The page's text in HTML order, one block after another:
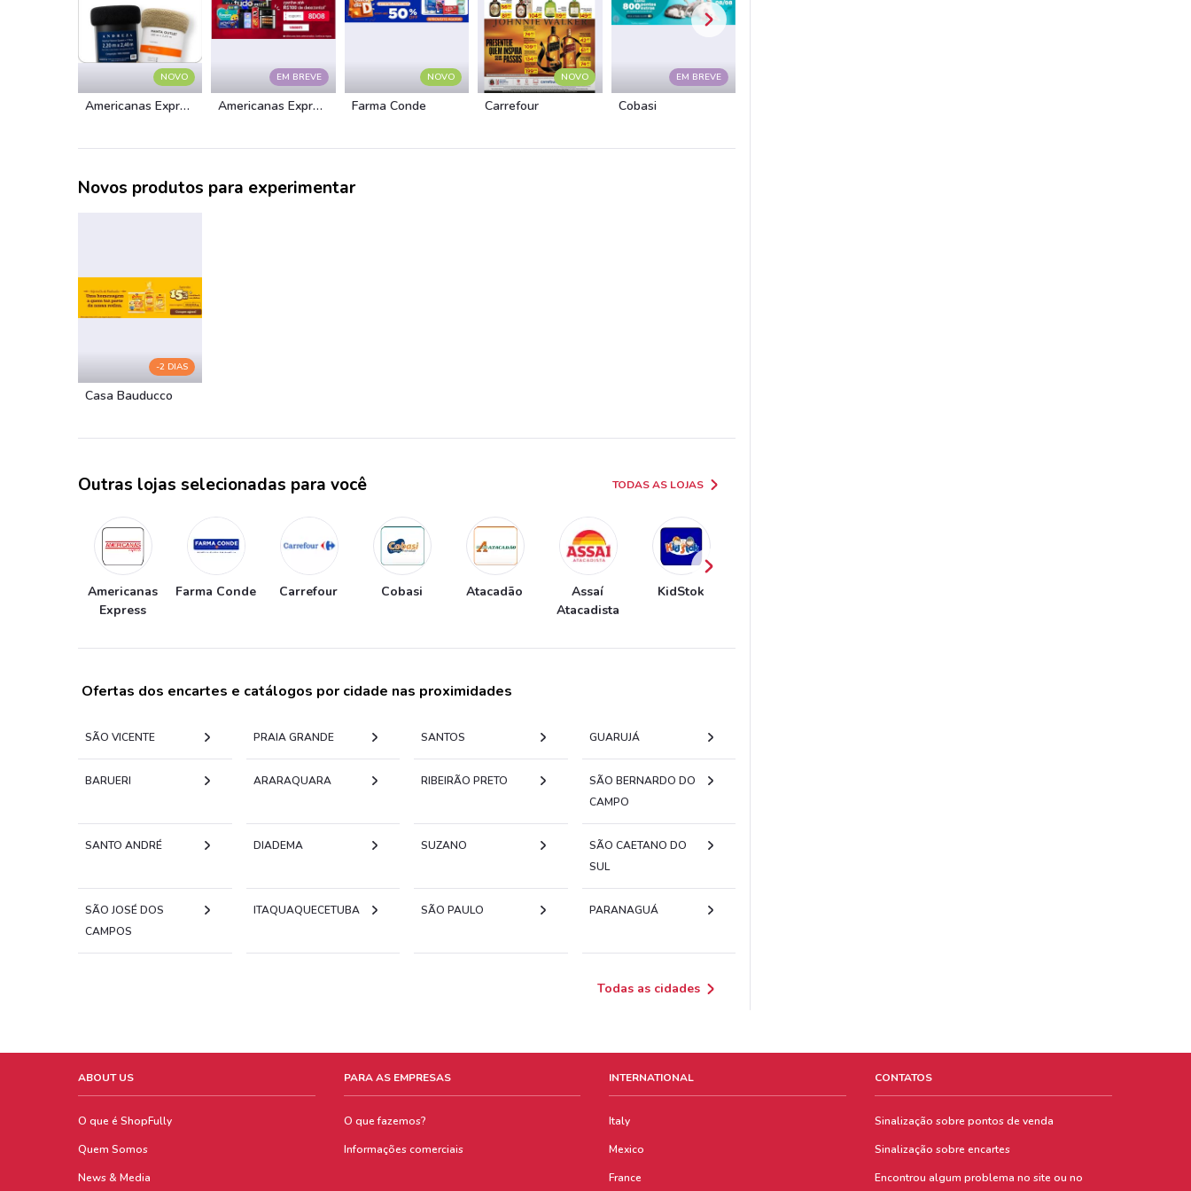
NOVO
Americanas Express
EM BREVE
Americanas Express
NOVO
Farma Conde
NOVO
Carrefour
EM BREVE
Cobasi
Novos produtos para experimentar
-2 DIAS
Casa Bauducco
Outras lojas selecionadas para você TODAS AS LOJAS
Americanas
Express
Farma Conde Carrefour Cobasi Atacadão
Assaí
Atacadista
KidStok
Ofertas dos encartes e catálogos por cidade nas proximidades
SÃO VICENTE PRAIA GRANDE SANTOS GUARUJÁ
BARUERI ARARAQUARA RIBEIRÃO PRETO
SÃO BERNARDO DO
CAMPO
SANTO ANDRÉ DIADEMA SUZANO
SÃO CAETANO DO
SUL
SÃO JOSÉ DOS
CAMPOS
ITAQUAQUECETUBA SÃO PAULO PARANAGUÁ
Todas as cidades
ABOUT US
O que é ShopFully
Quem Somos
News & Media
PARA AS EMPRESAS
O que fazemos?
Informações comerciais
INTERNATIONAL
Italy
Mexico
France
CONTATOS
Sinalização sobre pontos de venda
Sinalização sobre encartes
Encontrou algum problema no site ou no